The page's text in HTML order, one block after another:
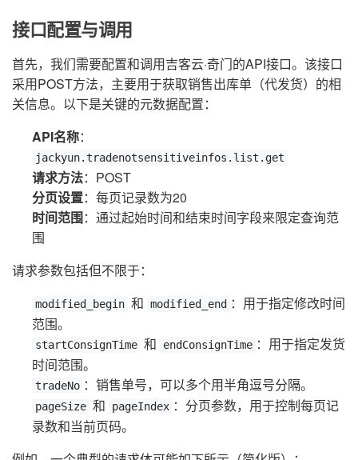
接口配置与调用
首先，我们需要配置和调用吉客云·奇门的API接口。该接口
采用POST方法，主要用于获取销售出库单（代发货）的相
关信息。以下是关键的元数据配置：
API名称：
jackyun.tradenotsensitiveinfos.list.get
请求方法：POST
分页设置：每页记录数为20
时间范围：通过起始时间和结束时间字段来限定查询范
围
请求参数包括但不限于：
modified_begin 和 modified_end ：用于指定修改时间
范围。
startConsignTime 和 endConsignTime ：用于指定发货
时间范围。
tradeNo ：销售单号，可以多个用半角逗号分隔。
pageSize 和 pageIndex ：分页参数，用于控制每页记
录数和当前页码。